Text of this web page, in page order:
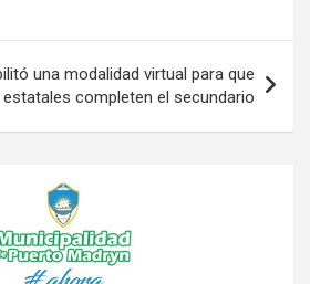
una modalidad virtual para que
completen el secundario